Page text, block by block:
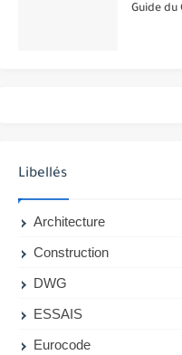
Guide du
Libellés
Architecture
Construction
DWG
ESSAIS
Eurocode